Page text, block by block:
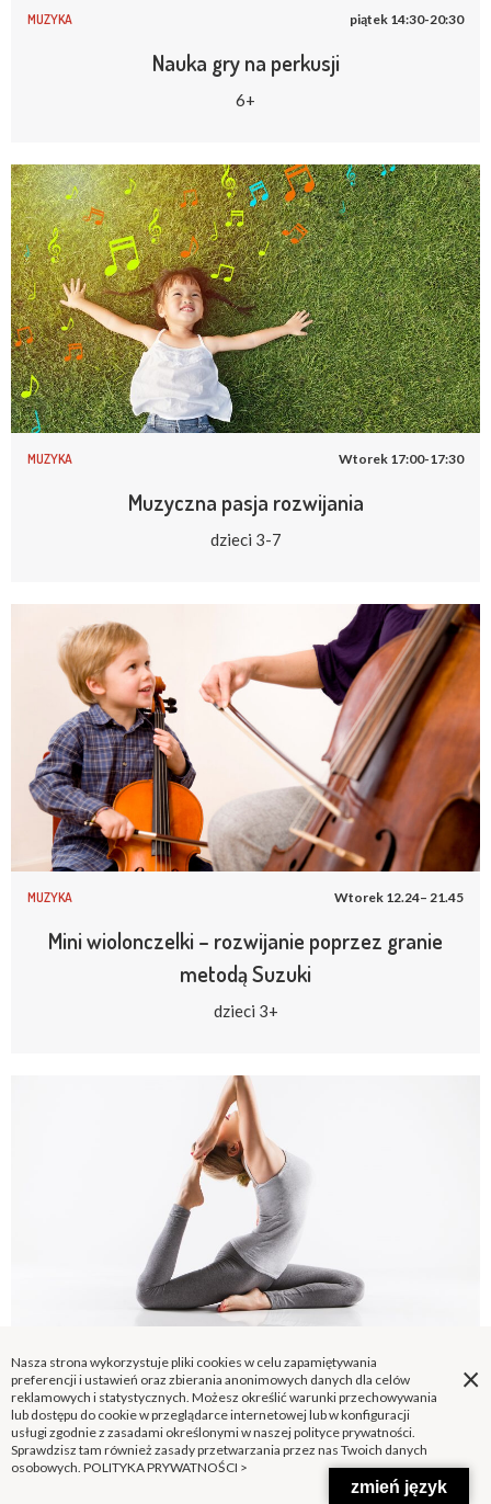
MUZYKA piątek 14:30-20:30
Nauka gry na perkusji
6+
MUZYKA Wtorek 17:00-17:30
Muzyczna pasja rozwijania
dzieci 3-7
MUZYKA Wtorek 12.24– 21.45
Mini wiolonczelki – rozwijanie poprzez granie
metodą Suzuki
dzieci 3+
ZAJĘCIA RUCHOWE poniedziałek 18:30-20:30
Taneczna joga Shakti Dance
Nasza strona wykorzystuje pliki cookies w celu zapamiętywania
preferencji i ustawień oraz zbierania anonimowych danych dla celów
reklamowych i statystycznych. Możesz określić warunki przechowywania
lub dostępu do cookie w przeglądarce internetowej lub w konfiguracji
usługi zgodnie z zasadami określonymi w naszej polityce prywatności.
Sprawdzisz tam również zasady przetwarzania przez nas Twoich danych
osobowych. POLITYKA PRYWATNOŚCI >
×
zmień język